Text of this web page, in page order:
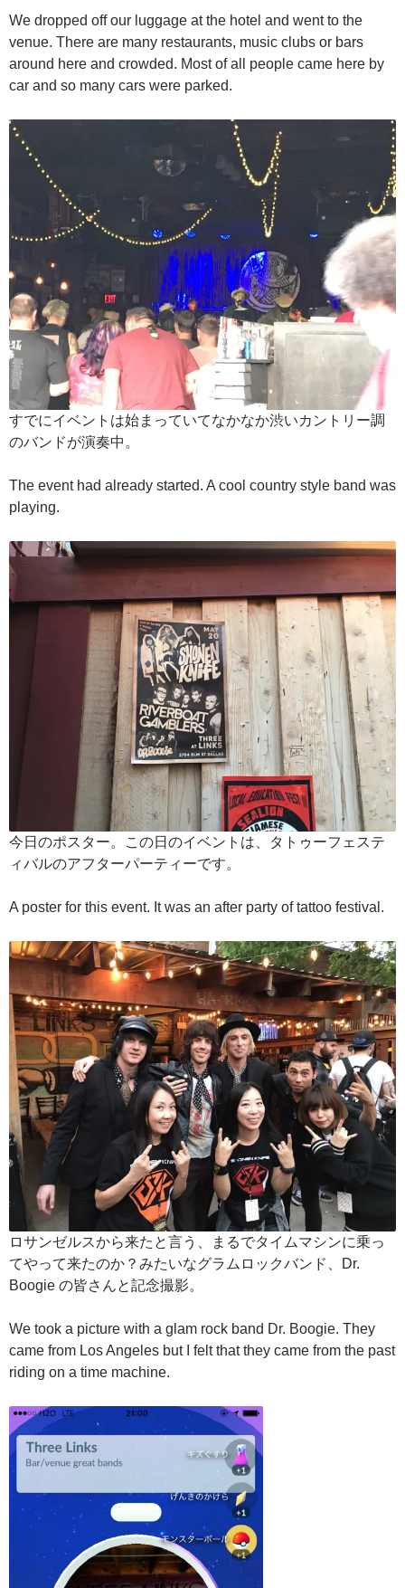
We dropped off our luggage at the hotel and went to the
venue. There are many restaurants, music clubs or bars
around here and crowded. Most of all people came here by
car and so many cars were parked.
すでにイベントは始まっていてなかなか渋いカントリー調
のバンドが演奏中。
The event had already started. A cool country style band was
playing.
今日のポスター。この日のイベントは、タトゥーフェステ
ィバルのアフターパーティーです。
A poster for this event. It was an after party of tattoo festival.
ロサンゼルスから来たと言う、まるでタイムマシンに乗っ
てやって来たのか？みたいなグラムロックバンド、Dr.
Boogie の皆さんと記念撮影。
We took a picture with a glam rock band Dr. Boogie. They
came from Los Angeles but I felt that they came from the past
riding on a time machine.